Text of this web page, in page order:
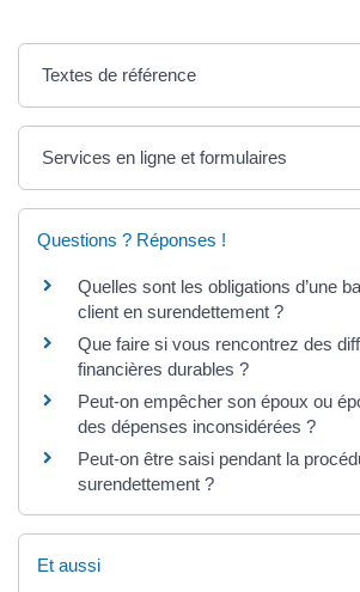
Textes de référence
Services en ligne et formulaires
Questions ? Réponses !
Quelles sont les obligations d’une
client en surendettement ?
Que faire si vous rencontrez des
financières durables ?
Peut-on empêcher son époux ou
des dépenses inconsidérées ?
Peut-on être saisi pendant la
surendettement ?
Et aussi